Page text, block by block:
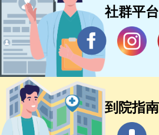
社群平台
到院指南